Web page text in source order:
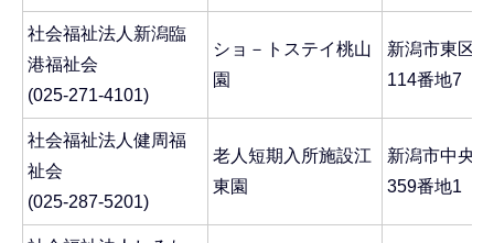
社会福祉法人新潟臨
港福祉会
(025-271-4101)
ショ－トステイ桃山
園
新潟市東区
114番地7
社会福祉法人健周福
祉会
(025-287-5201)
老人短期入所施設江
東園
新潟市中央
359番地1